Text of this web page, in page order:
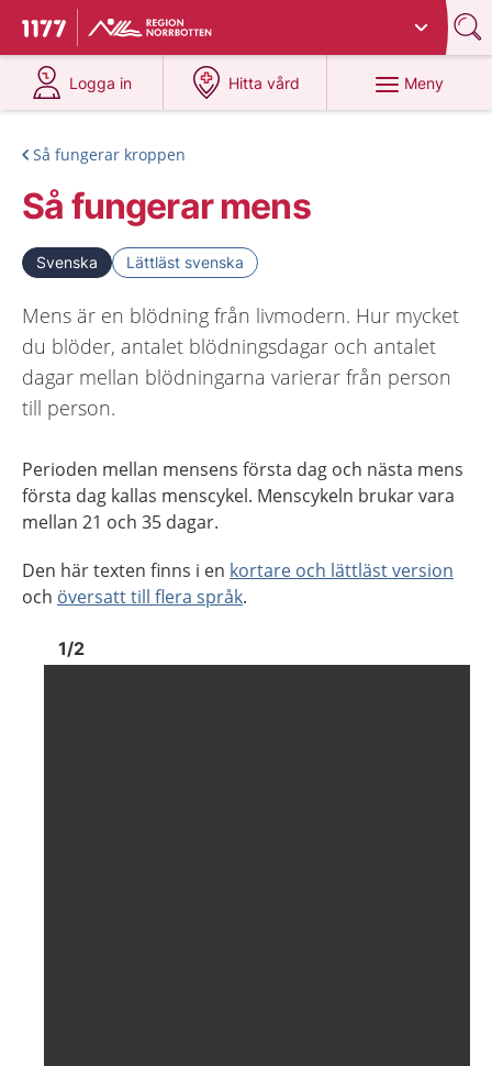
Till startsidan för 1177
Du har valt region
Logga in
på 1177.se
Hitta vård
på 1177.se
Meny
Så fungerar kroppen
Så fungerar mens
Svenska Lättläst svenska
Mens är en blödning från livmodern. Hur mycket
du blöder, antalet blödningsdagar och antalet
dagar mellan blödningarna varierar från person
till person.
Perioden mellan mensens första dag och nästa mens
första dag kallas menscykel. Menscykeln brukar vara
mellan 21 och 35 dagar.
Den här texten finns i en kortare och lättläst version
och översatt till flera språk.
Bild 1
1/2